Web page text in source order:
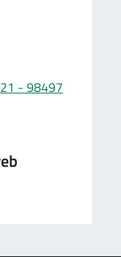
- 98497